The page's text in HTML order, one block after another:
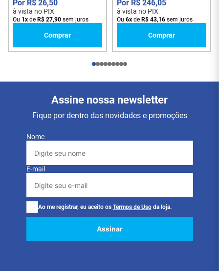
R$ 26,50
à vista no PIX
Ou 1 x de R$ 27,90 sem juros
Comprar
R$ 246,05
à vista no PIX
Ou 6x de R$ 43,16 sem juros
Comprar
Assine nossa newsletter
Fique por dentro das novidades e promoções
Nome
E-mail
Ao me registrar, eu aceito os Termos de Uso da loja.
Assinar